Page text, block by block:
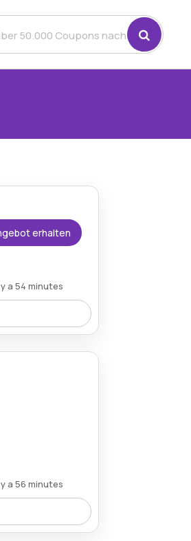
erhalten
a 54 minutes
shop.de
a 56 minutes
Plattform